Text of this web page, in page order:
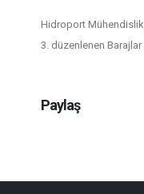
Hidroport
3. düzenlenen Barajlar
Paylaş